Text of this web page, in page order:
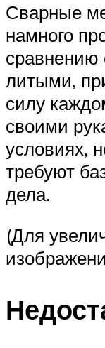
Сварные
намного
сравнению
литыми,
силу
своими
условиях,
требуют
дела.
(Для